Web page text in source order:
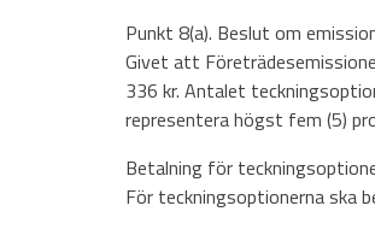
Punkt 8(a). Beslut om
Givet att
336 kr. Antalet
representera högst fem (5)
Betalning för
För teckningsoptionerna ska